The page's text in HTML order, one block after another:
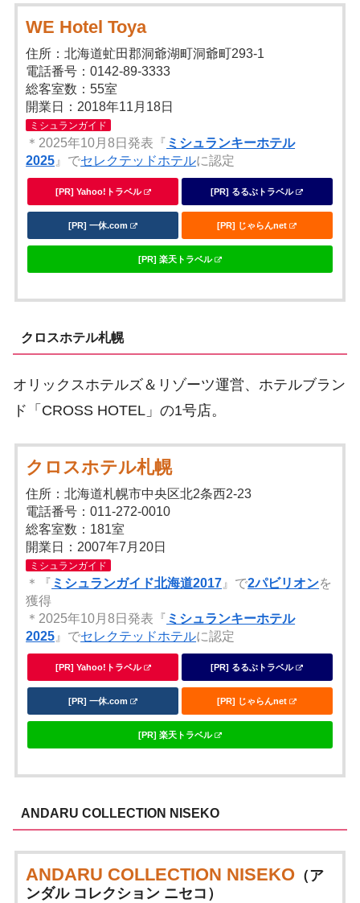
WE Hotel Toya
住所：北海道虻田郡洞爺湖町洞爺町293-1
電話番号：0142-89-3333
総客室数：55室
開業日：2018年11月18日
ミシュランガイド
＊2025年10月8日発表『 ミシュランキーホテル
2025 』でセレクテッドホテルに認定
[PR] Yahoo!トラベル [PR] るるぶトラベル
[PR] 一休.com [PR] じゃらんnet
[PR] 楽天トラベル
クロスホテル札幌
オリックスホテルズ＆リゾーツ運営、ホテルブラン
ド「CROSS HOTEL」の1号店。
クロスホテル札幌
住所：北海道札幌市中央区北2条西2-23
電話番号：011-272-0010
総客室数：181室
開業日：2007年7月20日
ミシュランガイド
＊『 ミシュランガイド北海道2017 』で2パビリオンを
獲得
＊2025年10月8日発表『 ミシュランキーホテル
2025 』でセレクテッドホテルに認定
[PR] Yahoo!トラベル [PR] るるぶトラベル
[PR] 一休.com [PR] じゃらんnet
[PR] 楽天トラベル
ANDARU COLLECTION NISEKO
ANDARU COLLECTION NISEKO （ア
ンダル コレクション ニセコ）